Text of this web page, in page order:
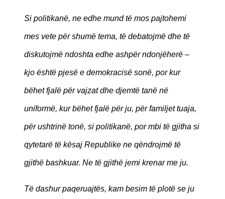
Si politikanë, ne edhe mund të mos pajtohemi
mes vete për shumë tema, të debatojmë dhe të
diskutojmë ndoshta edhe ashpër ndonjëherë –
kjo është pjesë e demokracisë sonë, por kur
bëhet fjalë për vajzat dhe djemtë tanë në
uniformë, kur bëhet fjalë për ju, për familjet tuaja,
për ushtrinë tonë, si politikanë, por mbi të gjitha si
qytetarë të kësaj Republike ne qëndrojmë të
gjithë bashkuar. Ne të gjithë jemi krenar me ju.
Të dashur paqeruajtës, kam besim të plotë se ju